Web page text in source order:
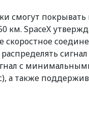
смогут
км. SpaceX
с
а также